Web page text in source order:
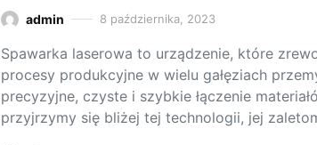
admin 8 października, 2023
Spawarka laserowa to urządzenie, które
procesy produkcyjne w wielu gałęziach
precyzyjne, czyste i szybkie łączenie
przyjrzymy się bliżej tej technologii, jej